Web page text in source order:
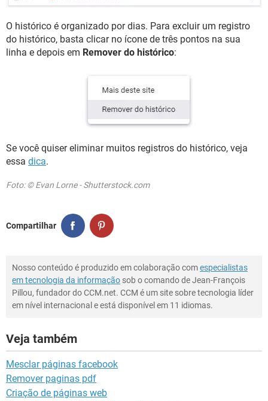
O histórico é organizado por dias. Para excluir um registro
do histórico, basta clicar no ícone de três pontos na sua
linha e depois em Remover do histórico:
Se você quiser eliminar muitos registros do histórico, veja
essa dica.
Foto: © Evan Lorne - Shutterstock.com
Compartilhar
Nosso conteúdo é produzido em colaboração comespecialistas
em tecnologia da informação sob o comando de Jean-François
Pillou, fundador do CCM.net. CCM é um site sobre tecnologia líder
em nível internacional e está disponível em 11 idiomas.
Veja também
Mesclar páginas facebook
Remover paginas pdf
Criação de páginas web